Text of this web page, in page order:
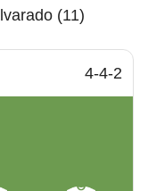
(11)
4-4-2